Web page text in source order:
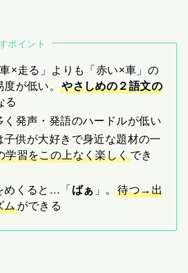
ポイント
×走る」よりも「赤い×車」の
度が低い。やさしめの２語文の
る
く発声・発語のハードルが低い
子供が大好きで身近な題材の一
学習をこの上なく楽しくでき
めくると…「 ばぁ 」。待つ→出
ムができる